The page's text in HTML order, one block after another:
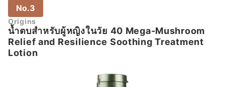
No.3
Origins
น้ำตบสำหรับผู้หญิงในวัย 40 Mega-Mushroom
Relief and Resilience Soothing Treatment
Lotion